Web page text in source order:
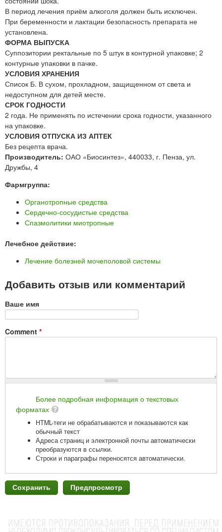
В период лечения приём алкоголя должен быть исключен.
При беременности и лактации безопасность препарата не
установлена.
ФОРМА ВЫПУСКА
Суппозитории ректальные по 5 штук в контурной упаковке; 2
контурные упаковки в пачке.
УСЛОВИЯ ХРАНЕНИЯ
Список Б. В сухом, прохладном, защищенном от света и
недоступном для детей месте.
СРОК ГОДНОСТИ
2 года. Не применять по истечении срока годности, указанного
на упаковке.
УСЛОВИЯ ОТПУСКА ИЗ АПТЕК
Без рецепта врача.
Производитель: ОАО «Биосинтез», 440033, г. Пенза, ул.
Дружбы, 4
Фармгруппа:
Органотропные средства
Сердечно-сосудистые средства
Спазмолитики миотропные
Лечебное действие:
Лечение болезней мочеполовой системы
Добавить отзыв или комментарий
Ваше имя
Comment *
Более подробная информация о текстовых
форматах
HTML-теги не обрабатываются и показываются как
обычный текст
Адреса страниц и электронной почты автоматически
преобразуются в ссылки.
Строки и параграфы переносятся автоматически.